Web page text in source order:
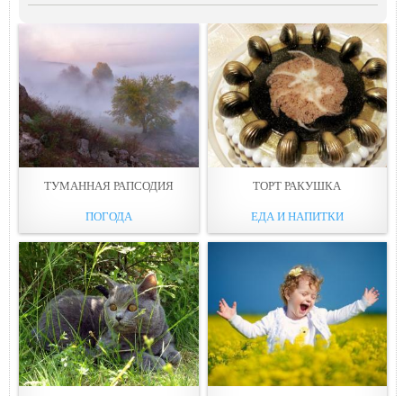
ТУМАННАЯ РАПСОДИЯ
ПОГОДА
ТОРТ РАКУШКА
ЕДА И НАПИТКИ